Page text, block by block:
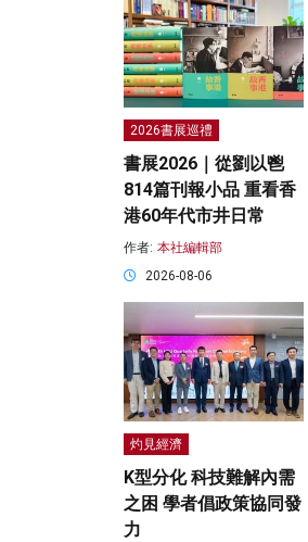
2026書展巡禮
書展2026｜從劉以鬯
814篇刊報小品 重看香
港60年代市井日常
作者: 本社編輯部
2026-08-06
灼見經濟
K型分化 科技難解內需
之困 學者倡政策協同發
力